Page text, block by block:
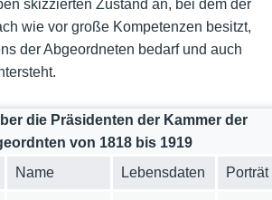
skizzierten Zustand an, bei dem der
wie vor große Kompetenzen besitzt,
der Abgeordneten bedarf und auch
die Präsidenten der Kammer der
von 1818 bis 1919
Name Lebensdaten Porträt